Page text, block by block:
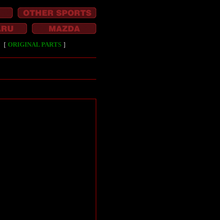
［ ORIGINAL PARTS］